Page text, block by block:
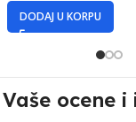
DODAJ U KORPU
Vaše ocene i